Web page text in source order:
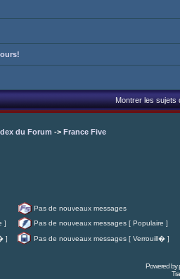
Montrer les sujets
du Forum -> France Five
Pas de nouveaux messages
]
Pas de nouveaux messages [ Populaire ]
]
Pas de nouveaux messages [ Verrouill� ]
Powered by